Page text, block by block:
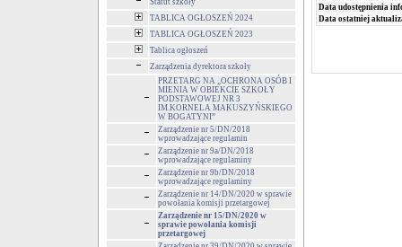
Statut szkoły
TABLICA OGŁOSZEŃ 2024
TABLICA OGŁOSZEŃ 2023
Tablica ogłoszeń
Zarządzenia dyrektora szkoły
PRZETARG NA „OCHRONA OSÓB I
MIENIA W OBIEKCIE SZKOŁY
PODSTAWOWEJ NR 3
IM.KORNELA MAKUSZYŃSKIEGO
W BOGATYNI”
Zarządzenie nr 5/DN/2018
wprowadzające regulamin
Zarządzenie nr 9a/DN/2018
wprowadzające regulaminy
Zarządzenie nr 9b/DN/2018
wprowadzające regulaminy
Zarządzenie nr 14/DN/2020 w sprawie
powołania komisji przetargowej
Zarządzenie nr 15/DN/2020 w
sprawie powołania komisji
przetargowej
Data udostępnienia
Data ostatniej